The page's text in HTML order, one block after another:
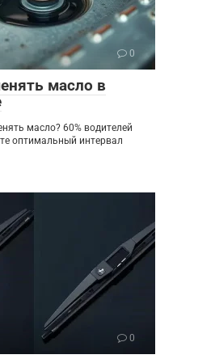
0
масло в
масло? 60% водителей
оптимальный интервал
0